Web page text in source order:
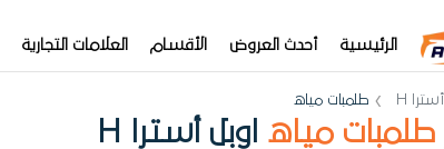
الرئيسية أحدث العروض الأقسام العلامات التجارية
أسترا H طلمبات مياه
طلمبات مياه اوبل أسترا H